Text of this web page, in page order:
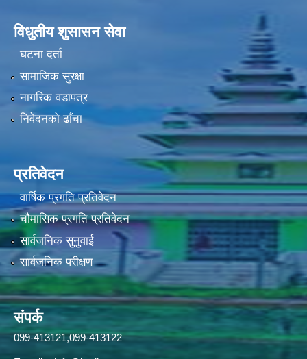
विधुतीय शुसासन सेवा
घटना दर्ता
सामाजिक सुरक्षा
नागरिक वडापत्र
निवेदनको ढाँचा
प्रतिवेदन
वार्षिक प्रगति प्रतिवेदन
चौमासिक प्रगति प्रतिवेदन
सार्वजनिक सुनुवाई
सार्वजनिक परीक्षण
संपर्क
099-413121,099-413122